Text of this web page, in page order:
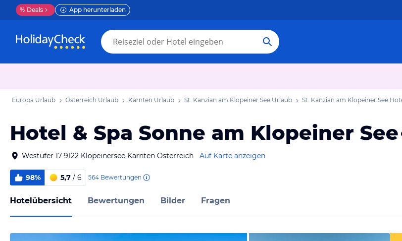
% Deals App herunterladen
Europa Urlaub Österreich Urlaub Kärnten Urlaub St. Kanzian am Klopeiner See Urlaub St. Kanzian am Klopeiner See
Hotel & Spa Sonne am Klopeiner See
Westufer 17 9122 Klopeinersee Kärnten Österreich Auf Karte anzeigen
98% 5,7 / 6 564 Bewertungen
Hotelübersicht Bewertungen Bilder Fragen